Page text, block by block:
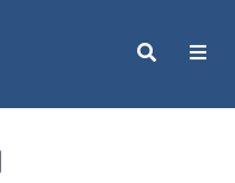
Search